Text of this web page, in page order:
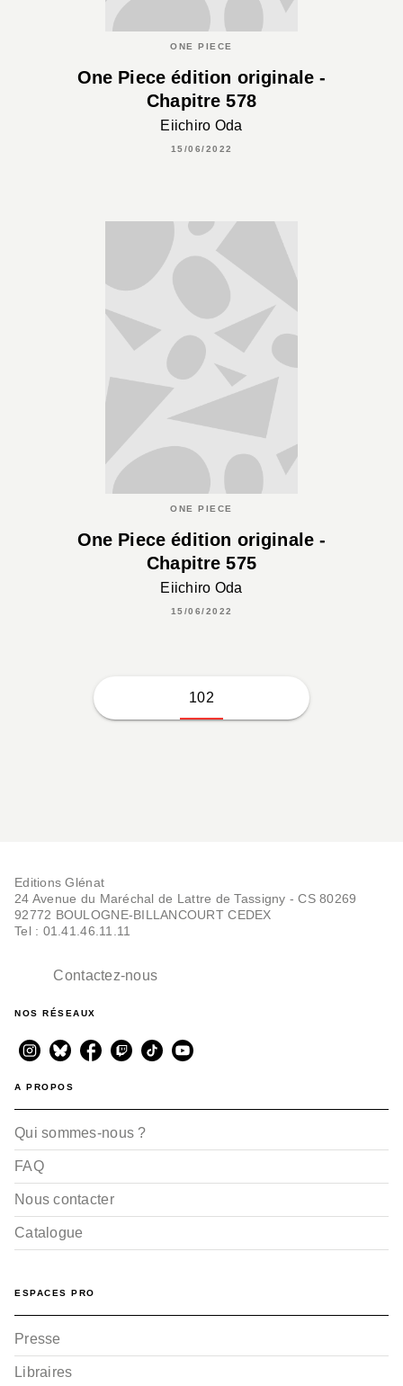
ONE PIECE
One Piece édition originale -
Chapitre 578
Eiichiro Oda
15/06/2022
ONE PIECE
One Piece édition originale -
Chapitre 575
Eiichiro Oda
15/06/2022
102
Editions Glénat
24 Avenue du Maréchal de Lattre de Tassigny - CS 80269
92772 BOULOGNE-BILLANCOURT CEDEX
Tel : 01.41.46.11.11
Contactez-nous
NOS RÉSEAUX
A PROPOS
Qui sommes-nous ?
FAQ
Nous contacter
Catalogue
ESPACES PRO
Presse
Libraires